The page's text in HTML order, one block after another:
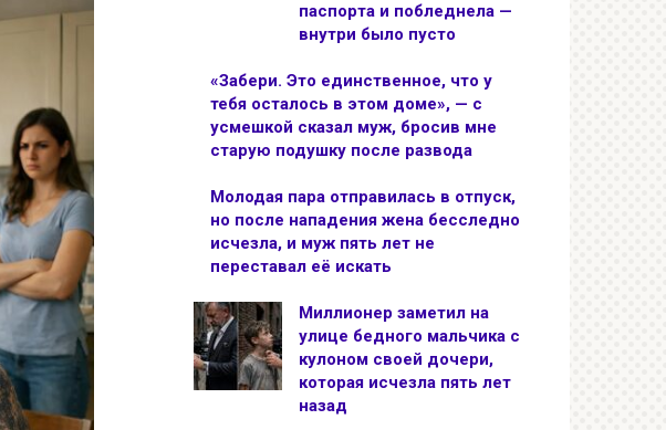
паспорта и побледнела —
внутри было пусто
«Забери. Это единственное, что у
тебя осталось в этом доме», — с
усмешкой сказал муж, бросив мне
старую подушку после развода
Молодая пара отправилась в отпуск,
но после нападения жена бесследно
исчезла, и муж пять лет не
переставал её искать
Миллионер заметил на
улице бедного мальчика с
кулоном своей дочери,
которая исчезла пять лет
назад